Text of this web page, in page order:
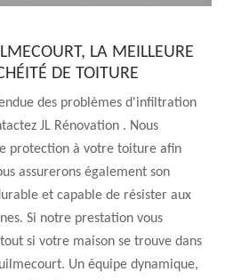
LA MEILLEURE
DE TOITURE
des problèmes d'infiltration
JL Rénovation . Nous
protection à votre toiture afin
assurerons également son
et capable de résister aux
Si notre prestation vous
si votre maison se trouve dans
Un équipe dynamique,